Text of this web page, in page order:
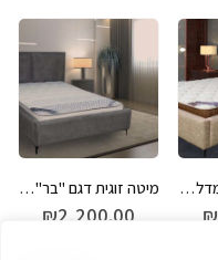
מיטה וחצי דגם "מדלין" כולל מזרן מתנה
₪
מיטה זוגית דגם "בר" מבד
₪2,200.00